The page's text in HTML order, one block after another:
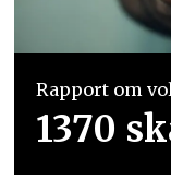
Rapport om
1370